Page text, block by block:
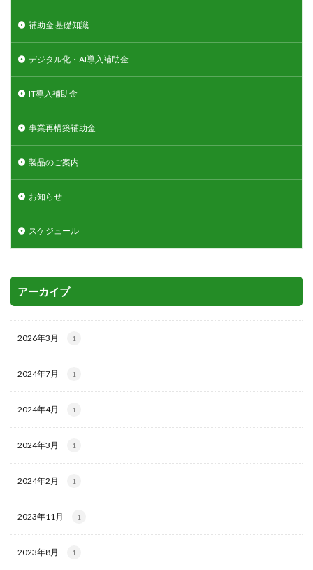
補助金 基礎知識
デジタル化・AI導入補助金
IT導入補助金
事業再構築補助金
製品のご案内
お知らせ
スケジュール
アーカイブ
2026年3月 1
2024年7月 1
2024年4月 1
2024年3月 1
2024年2月 1
2023年11月 1
2023年8月 1